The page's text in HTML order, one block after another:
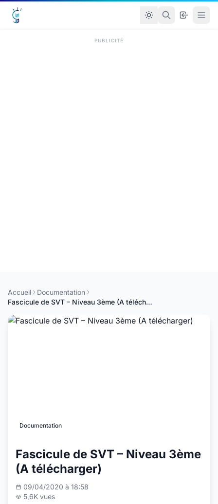
PUBLICITÉ
Accueil
Documentation
Fascicule de SVT – Niveau 3ème (A télécharger)
Documentation
Fascicule de SVT – Niveau 3ème
(A télécharger)
09/04/2020 à 18:58
5,6K vues